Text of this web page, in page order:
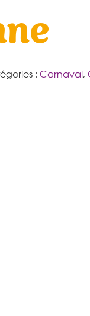
: Carnaval,